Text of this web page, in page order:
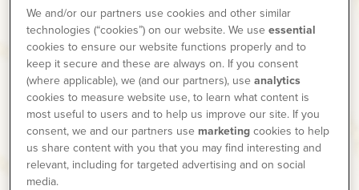
Quand?
Les tiques sont le plus souvent actives
lorsque la température est supérieure à 6°C,
généralement de mars à novembre.1
Cependant, la saison des tiques peut varier
chaque année, en fonction du climat.
Comment peut-on être infecté.e
par la TBE ?
We and/or our partners use cookies and other similar
technologies (“cookies”) on our website. We useessential
cookies to ensure our website functions properly and to
keep it secure and these are always on. If you consent
(where applicable), we (and our partners), useanalytics
cookies to measure website use, to learn what content is
most useful to users and to help us improve our site. If you
consent, we and our partners use marketing cookies to help
us share content with you that you may find interesting and
relevant, including for targeted advertising and on social
media.